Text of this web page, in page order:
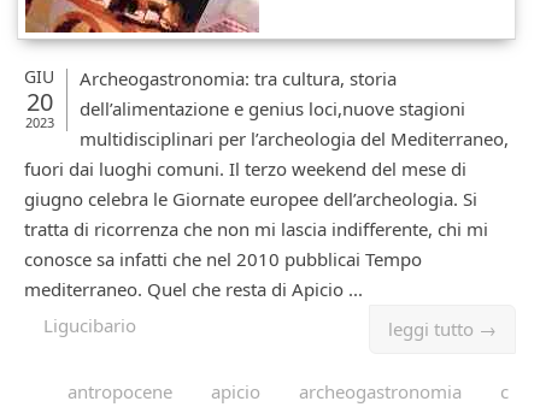
GIU
20
2023
Archeogastronomia: tra cultura, storia
dell’alimentazione e genius loci,nuove stagioni
multidisciplinari per l’archeologia del Mediterraneo,
fuori dai luoghi comuni. Il terzo weekend del mese di
giugno celebra le Giornate europee dell’archeologia. Si
tratta di ricorrenza che non mi lascia indifferente, chi mi
conosce sa infatti che nel 2010 pubblicai Tempo
mediterraneo. Quel che resta di Apicio ...
leggi tutto →
Ligucibario
antropocene apicio archeogastronomia c